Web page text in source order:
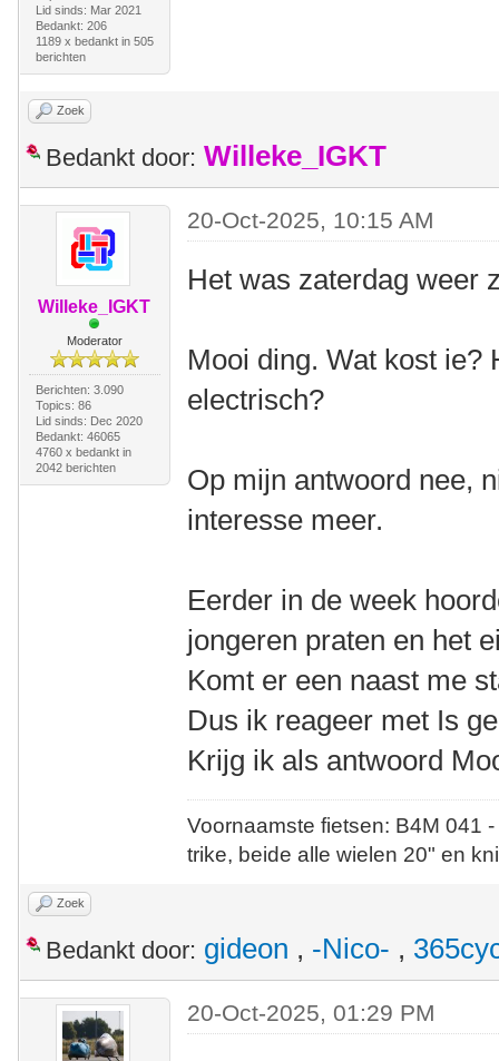
Lid sinds: Mar 2021
Bedankt: 206
1189 x bedankt in 505
berichten
Zoek
Bedankt door: Willeke_IGKT
Willeke_IGKT
Moderator
Berichten: 3.090
Topics: 86
Lid sinds: Dec 2020
Bedankt: 46065
4760 x bedankt in
2042 berichten
20-Oct-2025, 10:15 AM
Het was zaterdag weer
Mooi ding. Wat kost ie?
electrisch?
Op mijn antwoord nee,
interesse meer.
Eerder in de week
jongeren praten en het
Komt er een naast me
Dus ik reageer met Is
Krijg ik als antwoord
Voornaamste fietsen: B4M
trike, beide alle wielen 20" en
Zoek
Bedankt door: gideon , -Nico- ,
20-Oct-2025, 01:29 PM